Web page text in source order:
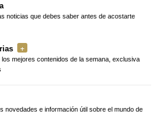
noticias que debes saber antes de acostarte
mejores contenidos de la semana, exclusiva
novedades e información útil sobre el mundo de